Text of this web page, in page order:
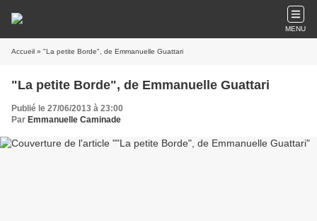
MENU
Accueil » "La petite Borde", de Emmanuelle Guattari
"La petite Borde", de Emmanuelle Guattari
Publié le 27/06/2013 à 23:00
Par Emmanuelle Caminade